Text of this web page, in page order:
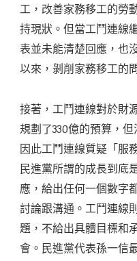
工，改善家務移工的勞
持現狀。但當工鬥連線
表並未能清楚回應，也
以來，剝削家務移工的
接著，工鬥連線對於財
規劃了330億的預算，
因此工鬥連線質疑「服
民進黨所謂的成長到底
應，給出任何一個數字
討論跟溝通。工鬥連線
題，不給出具體目標和
會。民進黨代表孫一信